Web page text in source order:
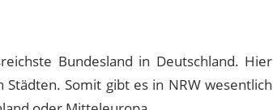
Bundesland in Deutschland. Hier
Somit gibt es in NRW wesentlich